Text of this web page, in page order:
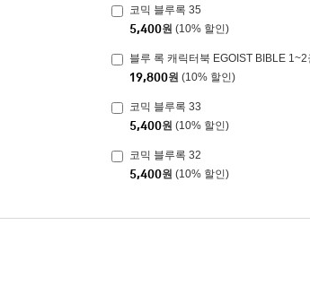
코믹 블루록 35
5,400원 (10% 할인)
블루 록 캐릭터북 EGOIST BIBLE 1~2
19,800원 (10% 할인)
코믹 블루록 33
5,400원 (10% 할인)
코믹 블루록 32
5,400원 (10% 할인)